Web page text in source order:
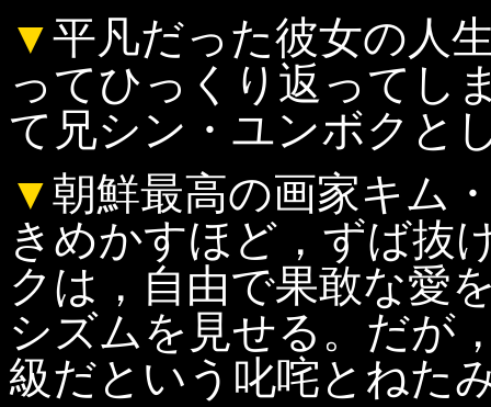
▼平凡だった彼女の人
ってひっくり返ってし
て兄シン・ユンボクと
▼朝鮮最高の画家キム
きめかすほど，ずば抜
クは，自由で果敢な愛
シズムを見せる。だが
級だという叱咤とねた